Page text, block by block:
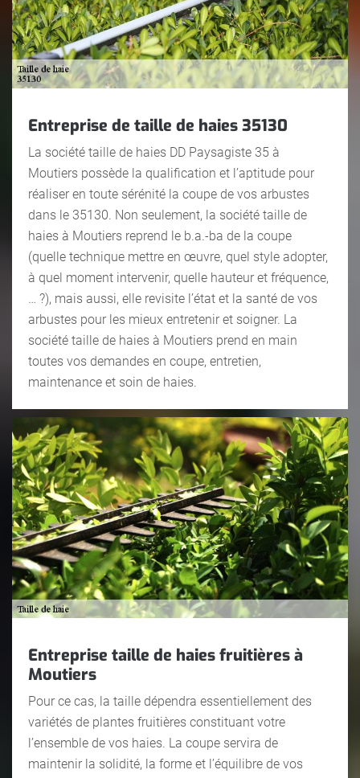
Entreprise de taille de haies 35130
La société taille de haies DD Paysagiste 35 à
Moutiers possède la qualification et l’aptitude pour
réaliser en toute sérénité la coupe de vos arbustes
dans le 35130. Non seulement, la société taille de
haies à Moutiers reprend le b.a.-ba de la coupe
(quelle technique mettre en œuvre, quel style adopter,
à quel moment intervenir, quelle hauteur et fréquence,
… ?), mais aussi, elle revisite l’état et la santé de vos
arbustes pour les mieux entretenir et soigner. La
société taille de haies à Moutiers prend en main
toutes vos demandes en coupe, entretien,
maintenance et soin de haies.
Entreprise taille de haies fruitières à
Moutiers
Pour ce cas, la taille dépendra essentiellement des
variétés de plantes fruitières constituant votre
l’ensemble de vos haies. La coupe servira de
maintenir la solidité, la forme et l’équilibre de vos